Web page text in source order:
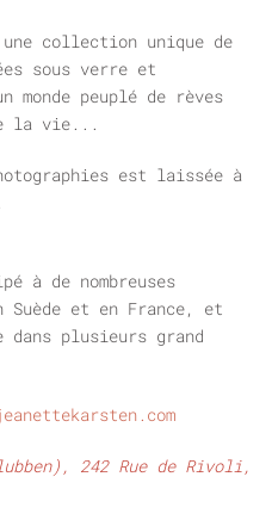
collection unique de
sous verre et
peuplé de rèves
la vie...
est laissée à
chacun...
à de nombreuses
Suède et en France, et
dans plusieurs grand
242 Rue de Rivoli,